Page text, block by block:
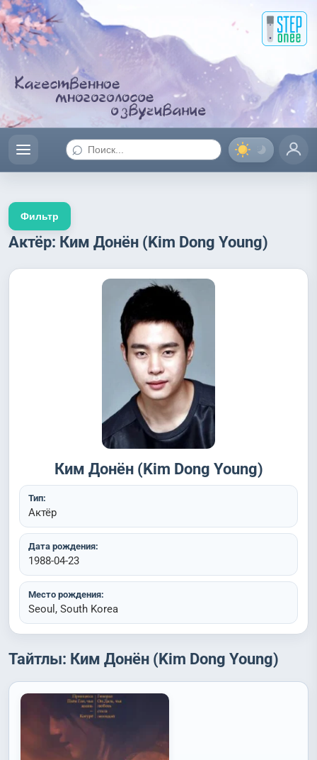
⌕
Актёр: Ким Донён (Kim Dong Young)
Ким Донён (Kim Dong Young)
Тип:
Актёр
Дата рождения:
1988-04-23
Место рождения:
Seoul, South Korea
Тайтлы: Ким Донён (Kim Dong Young)
Фильтр